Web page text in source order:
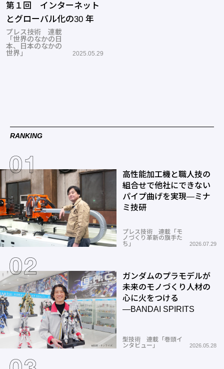
第１回 インターネット
とグローバル化の30 年
プレス技術 連載
「世界のなかの日
本、日本のなかの
世界」
2025.05.29
RANKING
高性能加工機と職人技の
組合せで他社にできない
パイプ曲げを実現―ミナ
ミ技研
プレス技術 連載「モ
ノづくり革新の旗手た
ち」
2026.07.29
ガンダムのプラモデルが
未来のモノづくり人材の
心に火をつける
―BANDAI SPIRITS
型技術 連載「巻頭イ
ンタビュー」
2026.05.28